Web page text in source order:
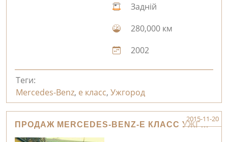
Задній
280,000 км
2002
Теги:
Mercedes-Benz, е класс, Ужгород
ПРОДАЖ MERCEDES-BENZ-Е КЛАСС УЖГОРОД
2015-11-20